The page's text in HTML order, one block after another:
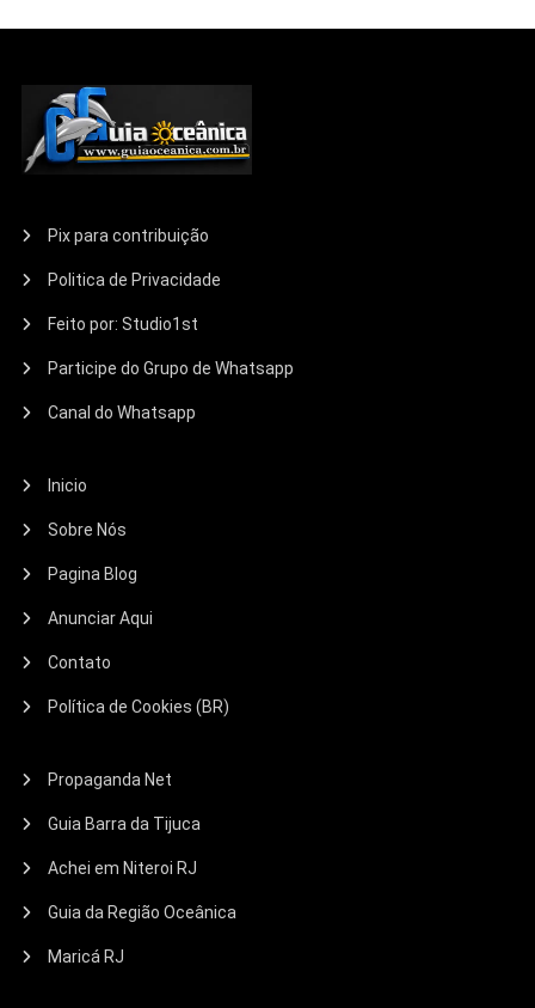
Pix para contribuição
Politica de Privacidade
Feito por: Studio1st
Participe do Grupo de Whatsapp
Canal do Whatsapp
Inicio
Sobre Nós
Pagina Blog
Anunciar Aqui
Contato
Política de Cookies (BR)
Propaganda Net
Guia Barra da Tijuca
Achei em Niteroi RJ
Guia da Região Oceânica
Maricá RJ